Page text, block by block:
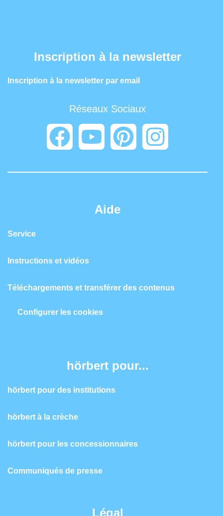
Inscription à la newsletter
Inscription à la newsletter par email
Réseaux Sociaux
Aide
Service
Instructions et vidéos
Téléchargements et transférer des contenus
Configurer les cookies
hörbert pour...
hörbert pour des institutions
hörbert à la crèche
hörbert pour les concessionnaires
Communiqués de presse
Légal